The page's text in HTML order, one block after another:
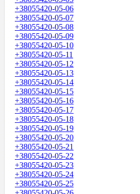
+38055420-05-06
+38055420-05-07
+38055420-05-08
+38055420-05-09
+38055420-05-10
+38055420-05-11
+38055420-05-12
+38055420-05-13
+38055420-05-14
+38055420-05-15
+38055420-05-16
+38055420-05-17
+38055420-05-18
+38055420-05-19
+38055420-05-20
+38055420-05-21
+38055420-05-22
+38055420-05-23
+38055420-05-24
+38055420-05-25